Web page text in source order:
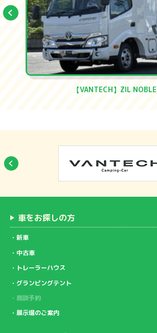
【VANTECH】ZIL NOBLE
車をお探しの方
新車
中古車
トレーラーハウス
グランピングテント
商談予約
展示場のご案内